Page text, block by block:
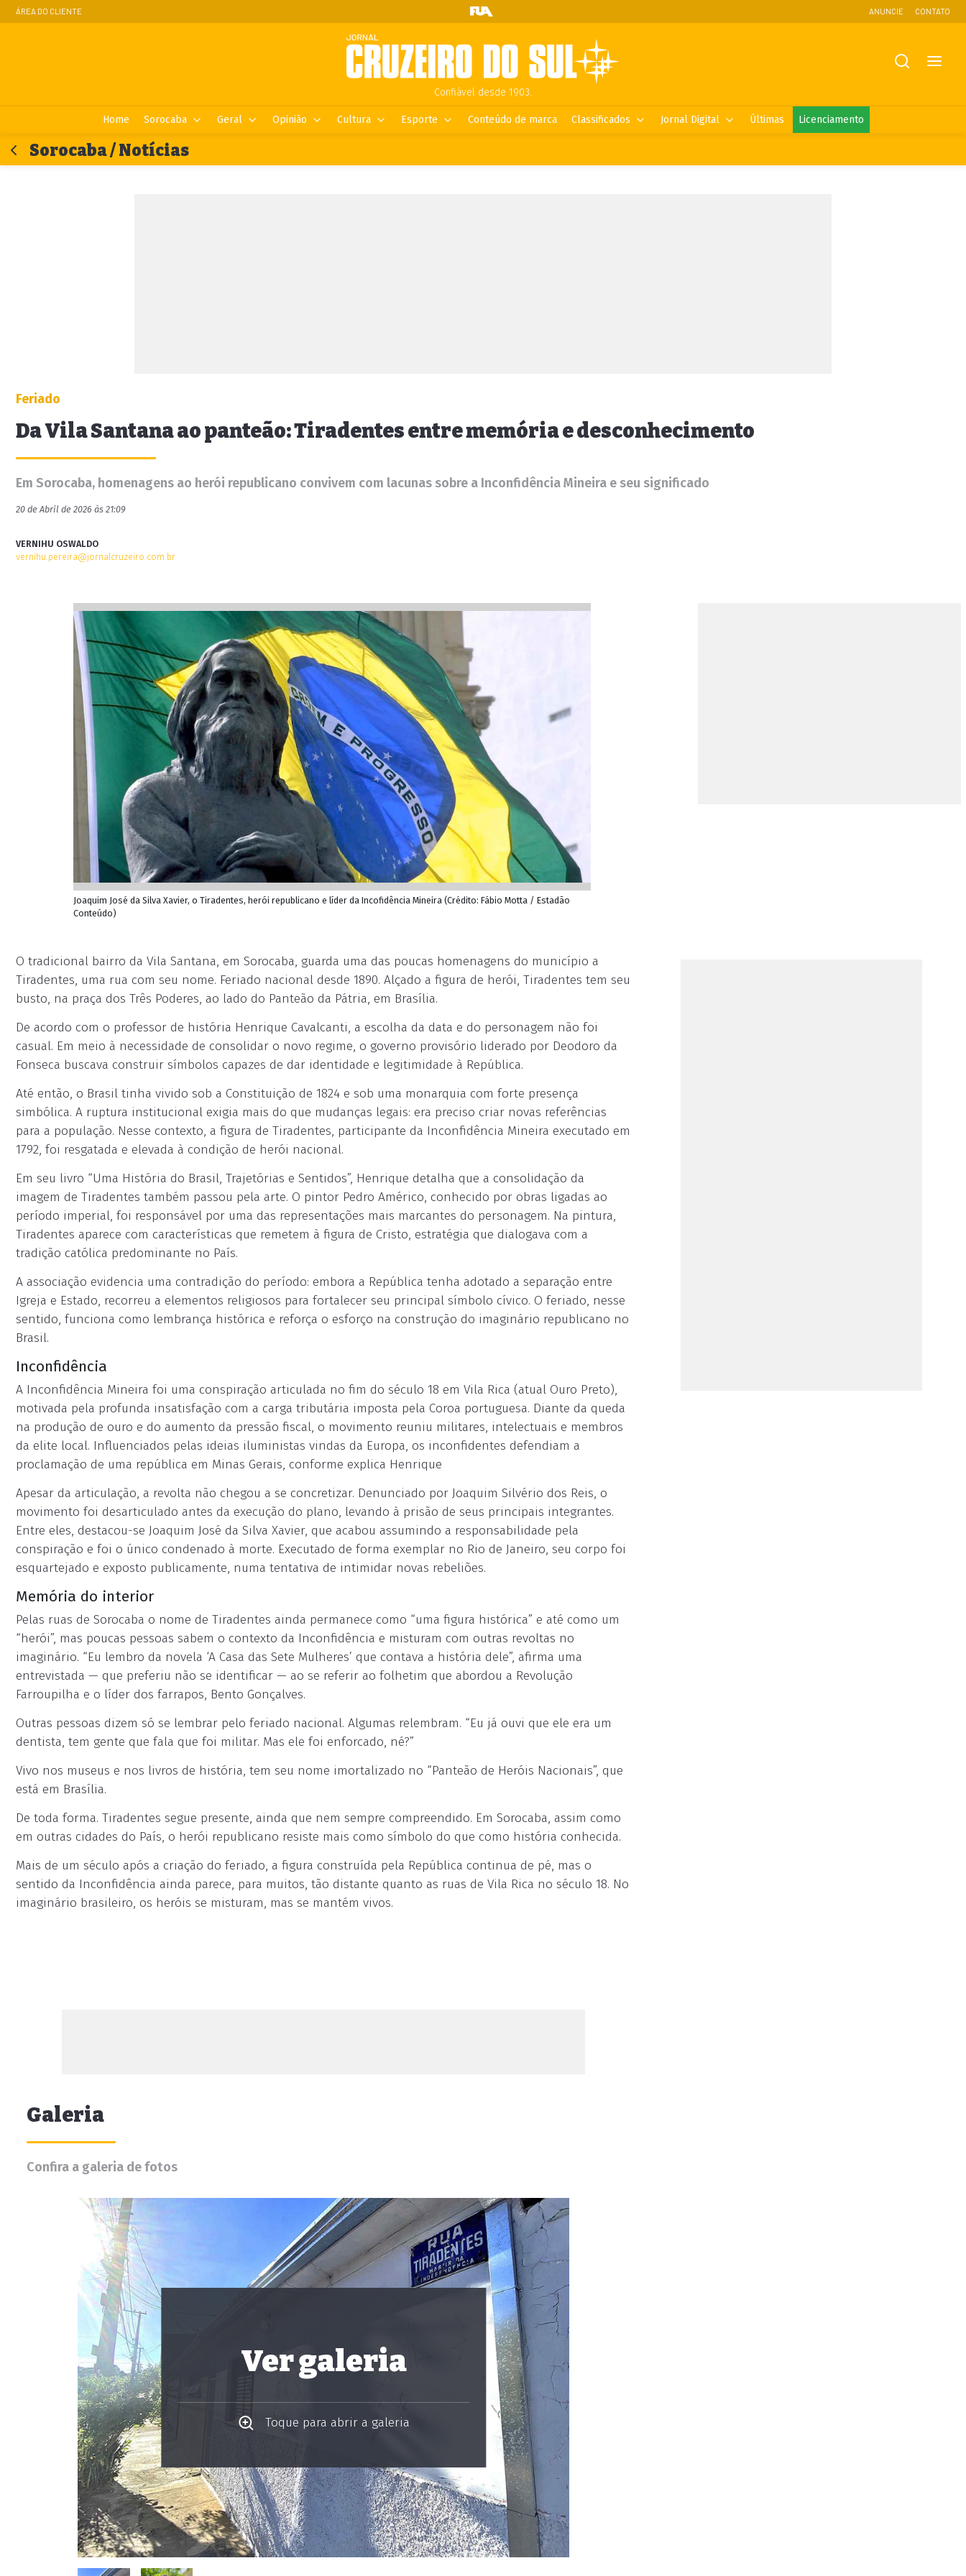
ÁREA DO CLIENTE ANUNCIE CONTATO
Confiável desde 1903.
Home Sorocaba Geral Opinião Cultura Esporte Conteúdo de marca Classificados Jornal Digital Últimas Licenciamento
Sorocaba / Notícias
Feriado
Da Vila Santana ao panteão: Tiradentes entre memória e desconhecimento
Em Sorocaba, homenagens ao herói republicano convivem com lacunas sobre a Inconfidência Mineira e seu significado
20 de Abril de 2026 às 21:09
VERNIHU OSWALDO
vernihu.pereira@jornalcruzeiro.com.br
Joaquim José da Silva Xavier, o Tiradentes, herói republicano e líder da Incofidência Mineira (Crédito: Fábio Motta / Estadão
Conteúdo)
O tradicional bairro da Vila Santana, em Sorocaba, guarda uma das poucas homenagens do município a
Tiradentes, uma rua com seu nome. Feriado nacional desde 1890. Alçado a figura de herói, Tiradentes tem seu
busto, na praça dos Três Poderes, ao lado do Panteão da Pátria, em Brasília.
De acordo com o professor de história Henrique Cavalcanti, a escolha da data e do personagem não foi
casual. Em meio à necessidade de consolidar o novo regime, o governo provisório liderado por Deodoro da
Fonseca buscava construir símbolos capazes de dar identidade e legitimidade à República.
Até então, o Brasil tinha vivido sob a Constituição de 1824 e sob uma monarquia com forte presença
simbólica. A ruptura institucional exigia mais do que mudanças legais: era preciso criar novas referências
para a população. Nesse contexto, a figura de Tiradentes, participante da Inconfidência Mineira executado em
1792, foi resgatada e elevada à condição de herói nacional.
Em seu livro “Uma História do Brasil, Trajetórias e Sentidos”, Henrique detalha que a consolidação da
imagem de Tiradentes também passou pela arte. O pintor Pedro Américo, conhecido por obras ligadas ao
período imperial, foi responsável por uma das representações mais marcantes do personagem. Na pintura,
Tiradentes aparece com características que remetem à figura de Cristo, estratégia que dialogava com a
tradição católica predominante no País.
A associação evidencia uma contradição do período: embora a República tenha adotado a separação entre
Igreja e Estado, recorreu a elementos religiosos para fortalecer seu principal símbolo cívico. O feriado, nesse
sentido, funciona como lembrança histórica e reforça o esforço na construção do imaginário republicano no
Brasil.
Inconfidência
A Inconfidência Mineira foi uma conspiração articulada no fim do século 18 em Vila Rica (atual Ouro Preto),
motivada pela profunda insatisfação com a carga tributária imposta pela Coroa portuguesa. Diante da queda
na produção de ouro e do aumento da pressão fiscal, o movimento reuniu militares, intelectuais e membros
da elite local. Influenciados pelas ideias iluministas vindas da Europa, os inconfidentes defendiam a
proclamação de uma república em Minas Gerais, conforme explica Henrique
Apesar da articulação, a revolta não chegou a se concretizar. Denunciado por Joaquim Silvério dos Reis, o
movimento foi desarticulado antes da execução do plano, levando à prisão de seus principais integrantes.
Entre eles, destacou-se Joaquim José da Silva Xavier, que acabou assumindo a responsabilidade pela
conspiração e foi o único condenado à morte. Executado de forma exemplar no Rio de Janeiro, seu corpo foi
esquartejado e exposto publicamente, numa tentativa de intimidar novas rebeliões.
Memória do interior
Pelas ruas de Sorocaba o nome de Tiradentes ainda permanece como “uma figura histórica” e até como um
“herói”, mas poucas pessoas sabem o contexto da Inconfidência e misturam com outras revoltas no
imaginário. “Eu lembro da novela ‘A Casa das Sete Mulheres’ que contava a história dele”, afirma uma
entrevistada — que preferiu não se identificar — ao se referir ao folhetim que abordou a Revolução
Farroupilha e o líder dos farrapos, Bento Gonçalves.
Outras pessoas dizem só se lembrar pelo feriado nacional. Algumas relembram. “Eu já ouvi que ele era um
dentista, tem gente que fala que foi militar. Mas ele foi enforcado, né?”
Vivo nos museus e nos livros de história, tem seu nome imortalizado no “Panteão de Heróis Nacionais”, que
está em Brasília.
De toda forma. Tiradentes segue presente, ainda que nem sempre compreendido. Em Sorocaba, assim como
em outras cidades do País, o herói republicano resiste mais como símbolo do que como história conhecida.
Mais de um século após a criação do feriado, a figura construída pela República continua de pé, mas o
sentido da Inconfidência ainda parece, para muitos, tão distante quanto as ruas de Vila Rica no século 18. No
imaginário brasileiro, os heróis se misturam, mas se mantém vivos.
Galeria
Confira a galeria de fotos
Ver galeria
Toque para abrir a galeria